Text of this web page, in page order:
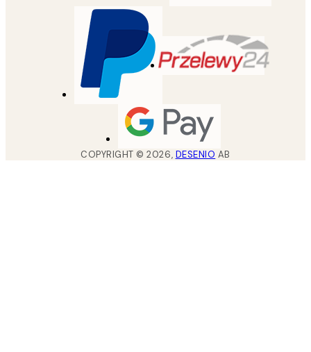
COPYRIGHT ©2026, DESENIO AB